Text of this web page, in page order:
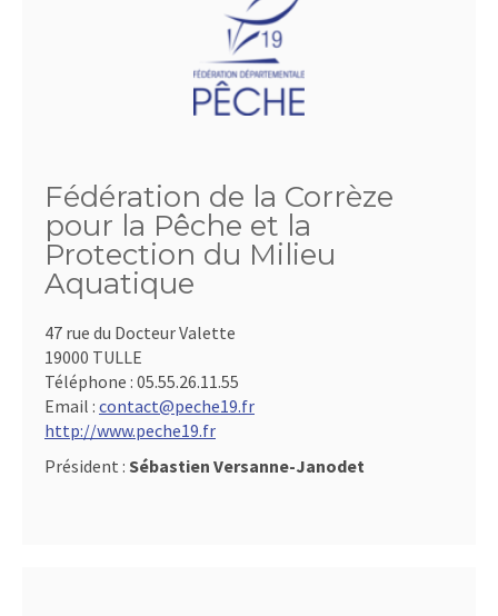
Fédération de la Corrèze
pour la Pêche et la
Protection du Milieu
Aquatique
47 rue du Docteur Valette
19000 TULLE
Téléphone : 05.55.26.11.55
Email : contact@peche19.fr
http://www.peche19.fr
Président : Sébastien Versanne-Janodet